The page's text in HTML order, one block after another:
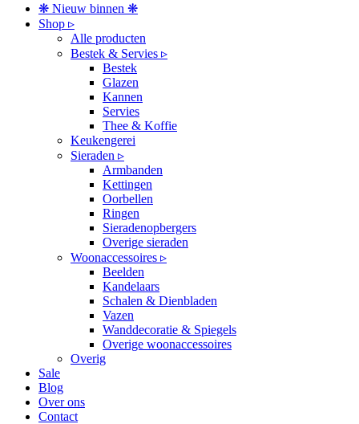
❋ Nieuw binnen ❋
Shop ▹
Alle producten
Bestek & Servies ▹
Bestek
Glazen
Kannen
Servies
Thee & Koffie
Keukengerei
Sieraden ▹
Armbanden
Kettingen
Oorbellen
Ringen
Sieradenopbergers
Overige sieraden
Woonaccessoires ▹
Beelden
Kandelaars
Schalen & Dienbladen
Vazen
Wanddecoratie & Spiegels
Overige woonaccessoires
Overig
Sale
Blog
Over ons
Contact